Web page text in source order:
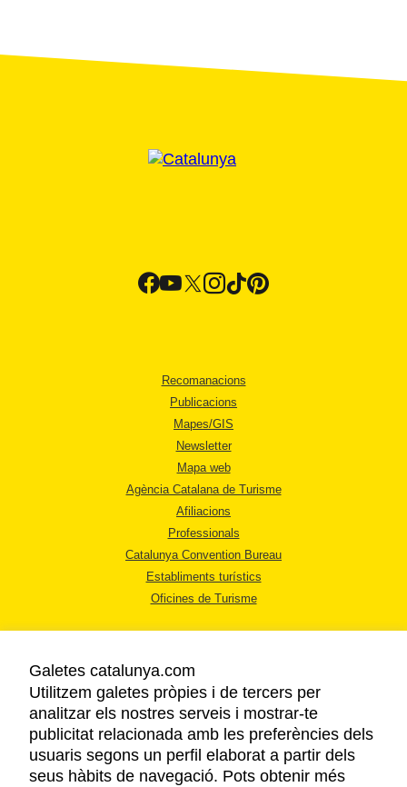
Recomanacions
Publicacions
Mapes/GIS
Newsletter
Mapa web
Agència Catalana de Turisme
Afiliacions
Professionals
Catalunya Convention Bureau
Establiments turístics
Oficines de Turisme
AVÍS LEGAL
POLÍTICA DE PRIVACITAT
COOKIES
Galetes catalunya.com
Utilitzem galetes pròpies i de tercers per
analitzar els nostres serveis i mostrar-te
publicitat relacionada amb les preferències dels
usuaris segons un perfil elaborat a partir dels
seus hàbits de navegació. Pots obtenir més